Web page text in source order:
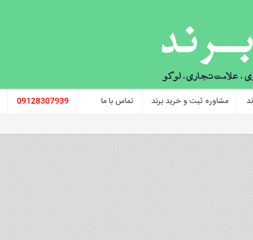
مشاوره ثبت و خرید برند تماس با ما 09128307939